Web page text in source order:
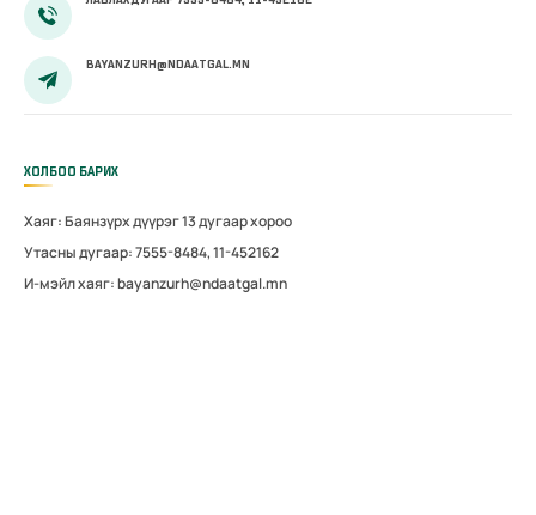
BAYANZURH@NDAATGAL.MN
ХОЛБОО БАРИХ
Хаяг: Баянзүрх дүүрэг 13 дугаар хороо
Утасны дугаар: 7555-8484, 11-452162
И-мэйл хаяг: bayanzurh@ndaatgal.mn